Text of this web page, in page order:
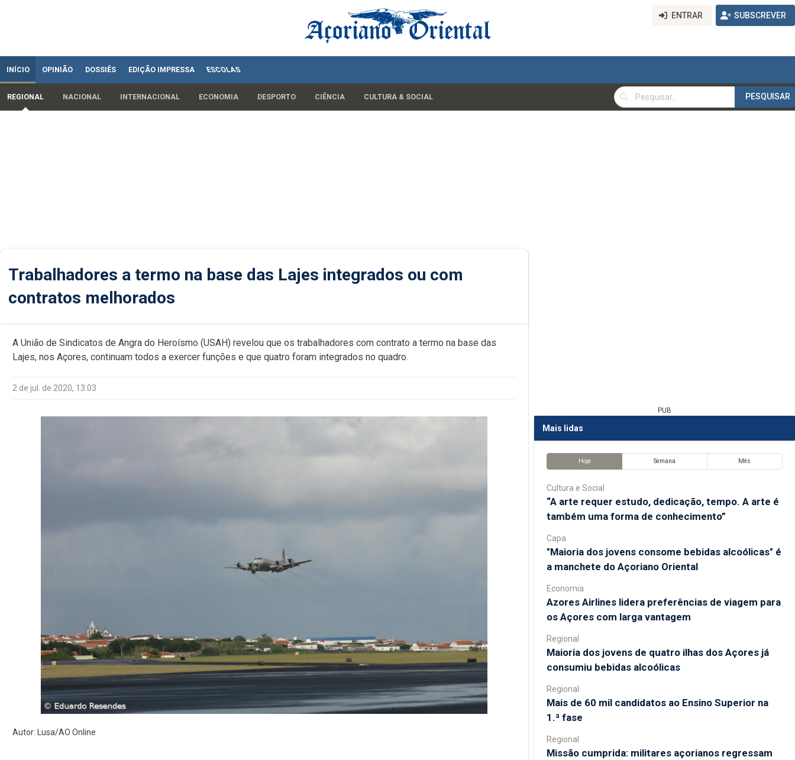
ENTRAR SUBSCREVER
INÍCIO OPINIÃO DOSSIÊS EDIÇÃO IMPRESSA ESCOLAS
REGIONAL NACIONAL INTERNACIONAL ECONOMIA DESPORTO CIÊNCIA CULTURA & SOCIAL
PESQUISAR
PESQUISAR
Trabalhadores a termo na base das Lajes integrados ou com
contratos melhorados
A União de Sindicatos de Angra do Heroísmo (USAH) revelou que os trabalhadores com contrato a termo na base das
Lajes, nos Açores, continuam todos a exercer funções e que quatro foram integrados no quadro.
2 de jul. de 2020, 13:03
Autor: Lusa/AO Online
PUB
Mais lidas
Hoje Semana Mês
Cultura e Social
“A arte requer estudo, dedicação, tempo. A arte é
também uma forma de conhecimento”
Capa
"Maioria dos jovens consome bebidas alcoólicas" é
a manchete do Açoriano Oriental
Economia
Azores Airlines lidera preferências de viagem para
os Açores com larga vantagem
Regional
Maioria dos jovens de quatro ilhas dos Açores já
consumiu bebidas alcoólicas
Regional
Mais de 60 mil candidatos ao Ensino Superior na
1.ª fase
Regional
Missão cumprida: militares açorianos regressam